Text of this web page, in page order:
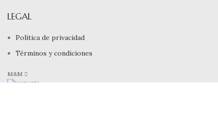
LEGAL
Política de privacidad
Términos y condiciones
M&M